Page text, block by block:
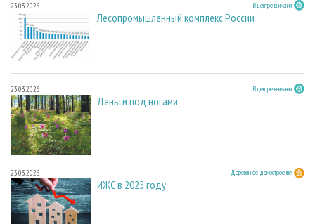
23.03.2026 В центре внимания
Лесопромышленный комплекс России
23.03.2026 В центре внимания
Деньги под ногами
23.03.2026 Деревянное домостроение
ИЖС в 2025 году